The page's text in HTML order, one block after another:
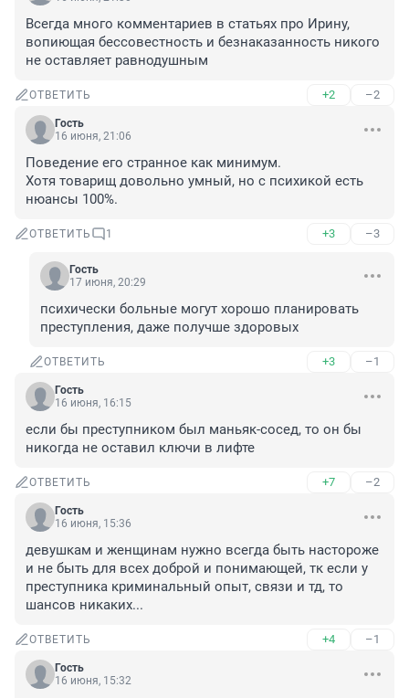
Всегда много комментариев в статьях про Ирину,
вопиющая бессовестность и безнаказанность никого
не оставляет равнодушным
ОТВЕТИТЬ +2 –2
Гость
16 июня, 21:06
Поведение его странное как минимум.
Хотя товарищ довольно умный, но с психикой есть
нюансы 100%.
ОТВЕТИТЬ 1 +3 –3
Гость
17 июня, 20:29
психически больные могут хорошо планировать
преступления, даже получше здоровых
ОТВЕТИТЬ +3 –1
Гость
16 июня, 16:15
если бы преступником был маньяк-сосед, то он бы
никогда не оставил ключи в лифте
ОТВЕТИТЬ +7 –2
Гость
16 июня, 15:36
девушкам и женщинам нужно всегда быть настороже
и не быть для всех доброй и понимающей, тк если у
преступника криминальный опыт, связи и тд, то
шансов никаких...
ОТВЕТИТЬ +4 –1
Гость
16 июня, 15:32